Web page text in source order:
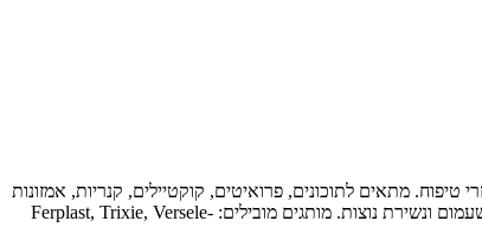
טיפוח. מתאים לתוכונים, פרואיטים, קוקטיילים, קנריות, אמזונות
ותוכים גדולים. בבחירת אביזרים חשוב להתאים את הגודל לסוג הציפור, להעדיף חומרים טבעיים ובטוחים (עץ לא רעיל, נירוסטה), ולגוון בצעצועים כדי למנוע שעמום ונשירת נוצות. מותגים מובילים: Ferplast, Trixie, Versele-